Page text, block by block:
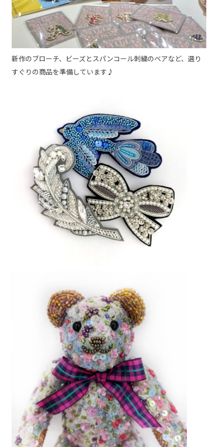
新作のブローチ、ビーズとスパンコール刺繍のベアなど、選り
すぐりの商品を準備しています♪